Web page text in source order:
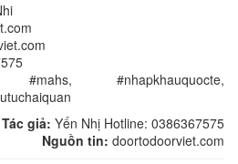
#mahs, #nhapkhauquocte,
Tác giả: Yến Nhị Hotline: 0386367575
Nguồn tin: doortodoorviet.com